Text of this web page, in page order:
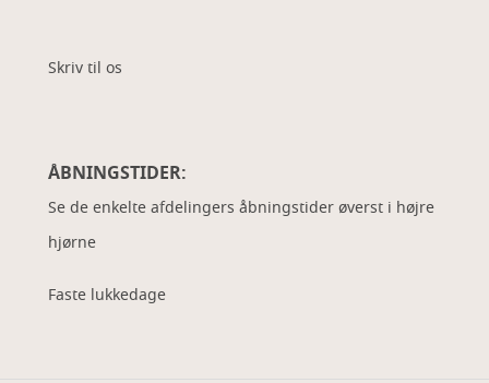
Skriv til os
ÅBNINGSTIDER:
Se de enkelte afdelingers åbningstider øverst i højre
hjørne
Faste lukkedage